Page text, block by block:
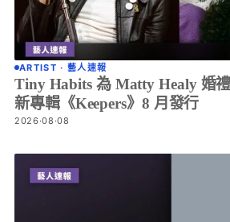
ARTIST · 藝人速報
Tiny Habits 為 Matty Healy 婚
新專輯《Keepers》8 月發行
2026·08·08